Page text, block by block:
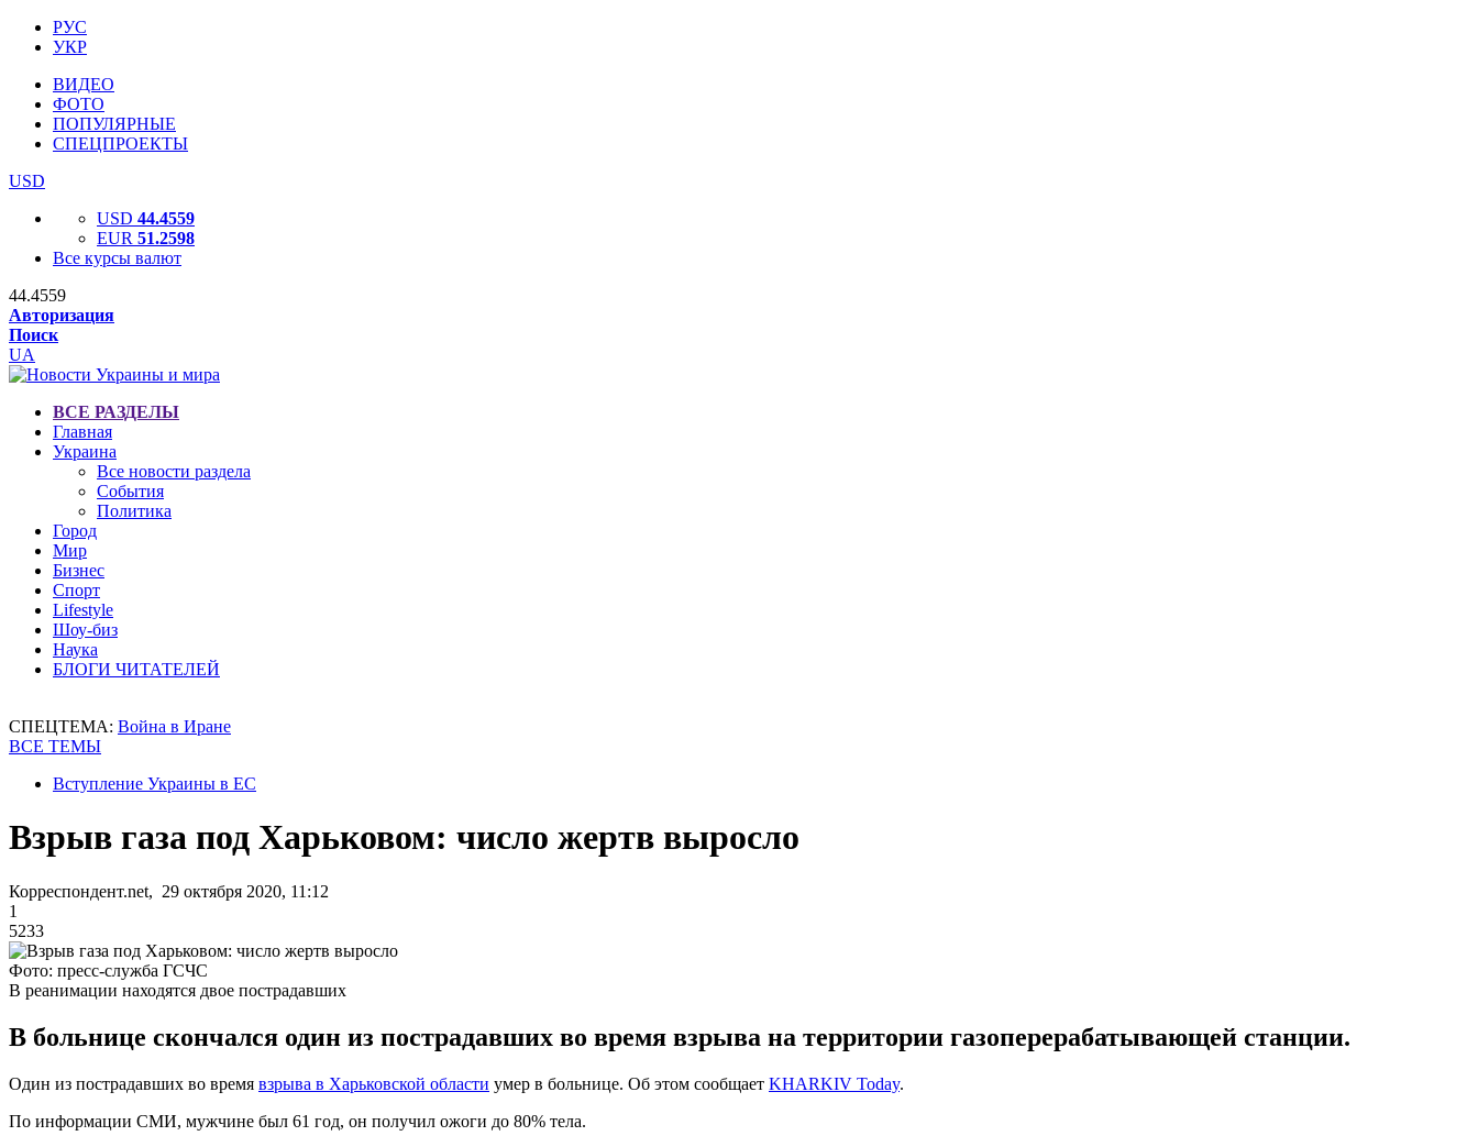
РУС
УКР
ВИДЕО
ФОТО
ПОПУЛЯРНЫЕ
СПЕЦПРОЕКТЫ
USD
USD 44.4559
EUR 51.2598
Все курсы валют
44.4559
Авторизация
Поиск
UA
ВСЕ РАЗДЕЛЫ
Главная
Украина
Все новости раздела
События
Политика
Город
Мир
Бизнес
Спорт
Lifestyle
Шоу-биз
Наука
БЛОГИ ЧИТАТЕЛЕЙ
СПЕЦТЕМА: Война в Иране
ВСЕ ТЕМЫ
Вступление Украины в ЕС
Взрыв газа под Харьковом: число жертв выросло
Корреспондент.net, 29 октября 2020, 11:12
1
5233
Фото: пресс-служба ГСЧС
В реанимации находятся двое пострадавших
В больнице скончался один из пострадавших во время взрыва на территории газоперерабатывающей станции.
Один из пострадавших во время взрыва в Харьковской области умер в больнице. Об этом сообщает KHARKIV Today.
По информации СМИ, мужчине был 61 год, он получил ожоги до 80% тела.